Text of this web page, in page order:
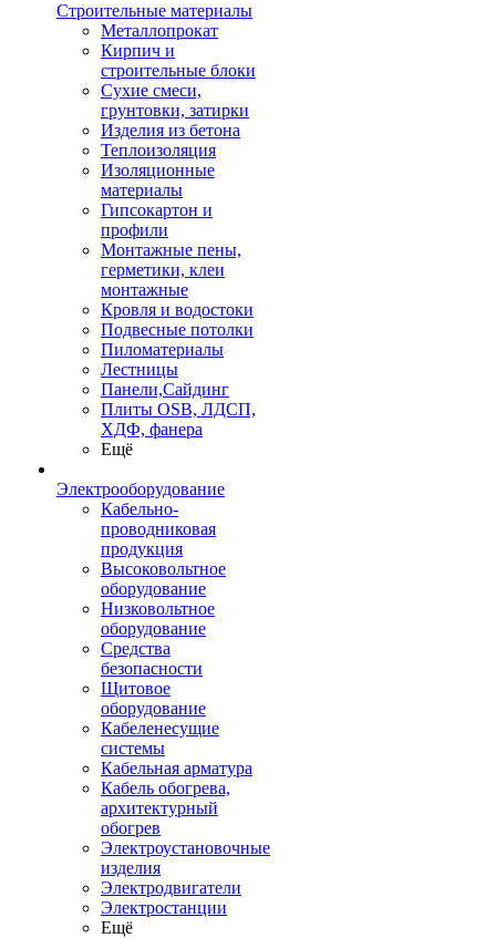
Строительные материалы
Металлопрокат
Кирпич и
строительные блоки
Сухие смеси,
грунтовки, затирки
Изделия из бетона
Теплоизоляция
Изоляционные
материалы
Гипсокартон и
профили
Монтажные пены,
герметики, клеи
монтажные
Кровля и водостоки
Подвесные потолки
Пиломатериалы
Лестницы
Панели,Сайдинг
Плиты OSB, ЛДСП,
ХДФ, фанера
Ещё
Электрооборудование
Кабельно-
проводниковая
продукция
Высоковольтное
оборудование
Низковольтное
оборудование
Средства
безопасности
Щитовое
оборудование
Кабеленесущие
системы
Кабельная арматура
Кабель обогрева,
архитектурный
обогрев
Электроустановочные
изделия
Электродвигатели
Электростанции
Ещё